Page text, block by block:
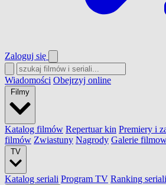
Zaloguj się
Wiadomości Obejrzyj online
Filmy
Katalog filmów Repertuar kin Premiery i
filmów Zwiastuny Nagrody Galerie
TV
Katalog seriali Program TV Ranking seriali